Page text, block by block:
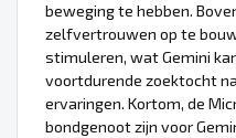
beweging te hebben.
zelfvertrouwen op te
stimuleren, wat Gemini
voortdurende zoektocht
ervaringen. Kortom, de
bondgenoot zijn voor